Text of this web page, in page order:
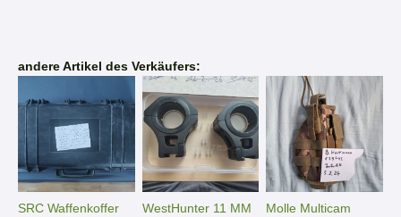
andere Artikel des Verkäufers:
SRC Waffenkoffer
WestHunter 11 MM
Molle Multicam